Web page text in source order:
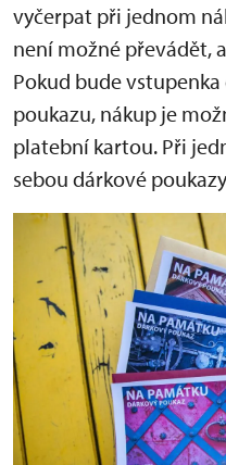
vyčerpat při jednom
není možné převádět,
Pokud bude
poukazu, nákup je
platební kartou. Při
sebou dárkové